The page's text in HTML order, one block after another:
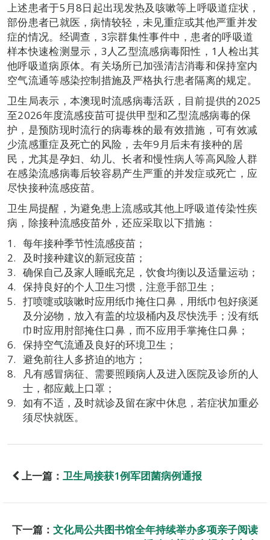
上述患者于5月8日起出现发热及咳嗽等上呼吸道症状，
部份患者已就医，病情较轻，未见重症或其他严重并发
症的情况。经调查，3宗群集性事件中，患者的呼吸道
样本快速检测显示，3人乙型流感病毒阳性，1人检出其
他呼吸道病原体。有关场所已加强清洁消毒和保持室内
空气流通等感染控制措施及严格执行患者隔离的规定。
卫生局表示，本澳现时流感病毒活跃，目前提供的2025
至2026年度流感疫苗可提供甲型和乙型流感病毒的保
护，是预防现时流行的病毒株的最有效措施，可有效减
少流感重症及死亡的风险，去年9月后未有接种的居
民，尤其是孕妇、幼儿、长者和慢性病人等高风险人群
在感染流感病毒后较容易产生严重的并发症或死亡，应
尽快接种流感疫苗。
卫生局提醒，为避免患上流感或其他上呼吸道传染性疾
病，除接种流感疫苗外，还应采取以下措施：
每年接种季节性流感疫苗；
及时接种建议的新冠疫苗；
确保自己及家人睡眠充足，饮食均衡以及适量运动；
保持良好的个人卫生习惯，注意手部卫生；
打喷嚏或咳嗽时应用纸巾掩住口鼻，用纸巾包好痰涎
及分泌物，放入有盖的垃圾桶内及尽快洗手；没有纸
巾时应用肘部掩住口鼻，而不应用手掌掩住口鼻；
保持空气流通及良好的环境卫生；
避免前往人多挤迫的地方；
凡有感冒病征、需要照顾病人及进入医院及诊所的人
士，都应戴上口罩；
如有不适，及时就诊及留在家中休息，若症状加重必
须尽快就医。
上一篇： 卫生局接获1例军团菌病例通报
下一篇： 文化局公共图书馆全年持续举办多项亲子阅读